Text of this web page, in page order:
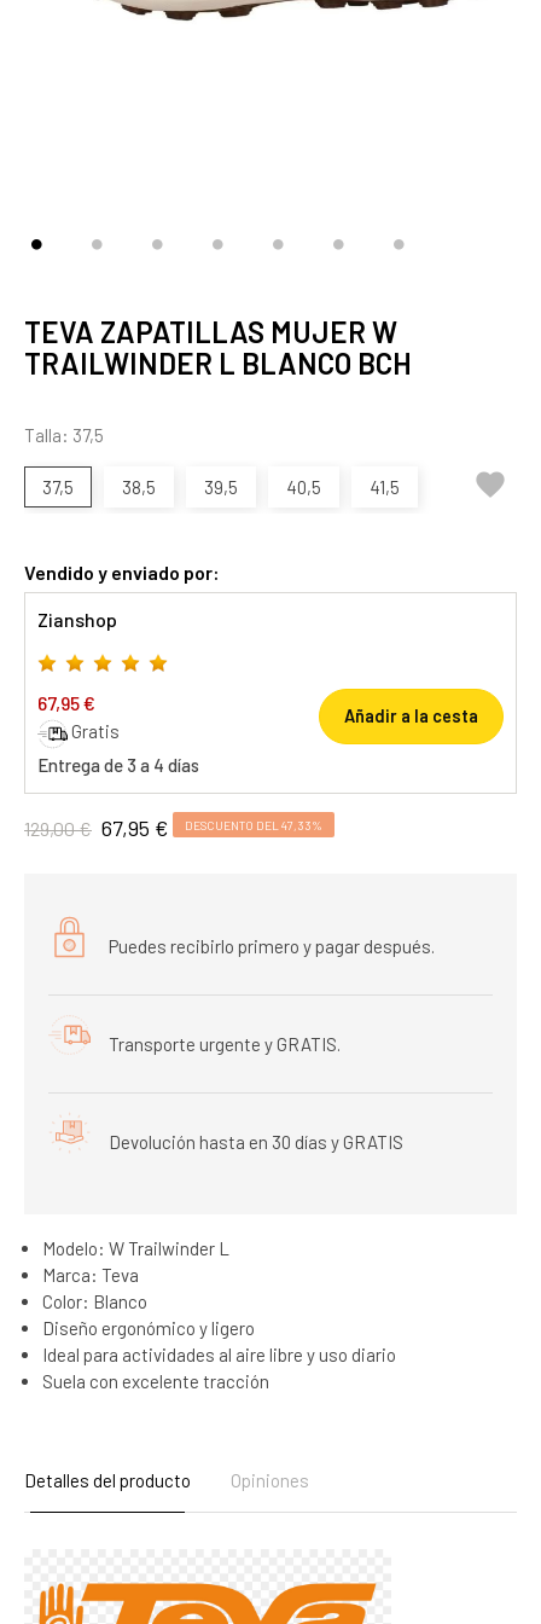
TEVA ZAPATILLAS MUJER W
TRAILWINDER L BLANCO BCH
Talla: 37,5
37,5 38,5 39,5 40,5 41,5 
Vendido y enviado por:
Zianshop
67,95 €
Gratis
Entrega de 3 a 4 días
Añadir a la cesta
129,00 € 67,95 € DESCUENTO DEL 47,33%
Puedes recibirlo primero y pagar después.
Transporte urgente y GRATIS.
Devolución hasta en 30 días y GRATIS
Modelo: W Trailwinder L
Marca: Teva
Color: Blanco
Diseño ergonómico y ligero
Ideal para actividades al aire libre y uso diario
Suela con excelente tracción
Detalles del producto Opiniones